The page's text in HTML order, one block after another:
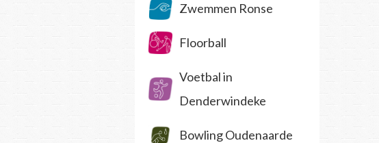
Zwemmen Ronse
Floorball
Voetbal in
Denderwindeke
Bowling Oudenaarde